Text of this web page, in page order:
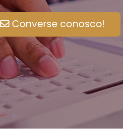
Converse conosco!